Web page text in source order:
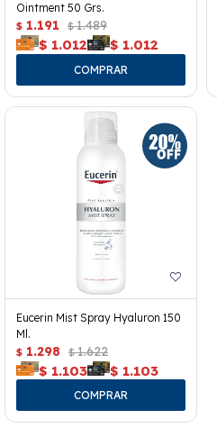
Ointment 50 Grs.
$ 1.191 $ 1.489
$ 1.012 $ 1.012
Eucerin Mist Spray Hyaluron 150
Ml.
$ 1.298 $ 1.622
$ 1.103 $ 1.103